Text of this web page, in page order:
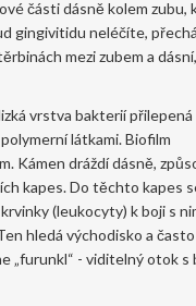
části dásně kolem zubu,
gingivitidu neléčíte,
mezi zubem a
vrstva bakterií přilepená
látkami.Biofilm
Kámen dráždí dásně,
kapes. Do těchto kapes
(leukocyty) k boji s
hledá východisko a často
„furunkl“ - viditelný otok s